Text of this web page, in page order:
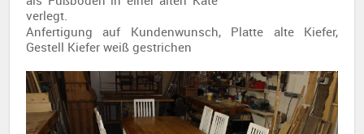
verlegt.
Anfertigung auf Kundenwunsch, Platte alte Kiefer,
Gestell Kiefer weiß gestrichen